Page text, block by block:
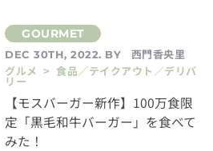
DEC 30TH, 2022. BY
西門香央里
グルメ > 食品／テイクアウト／デリバ
リー
【モスバーガー新作】100万食限
定「黒毛和牛バーガー」を食べて
みた！